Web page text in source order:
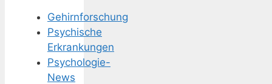
Gehirnforschung
Psychische
Erkrankungen
Psychologie-
News